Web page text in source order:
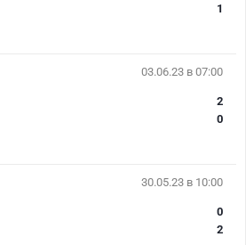
1
03.06.23 в 07:00
2
0
30.05.23 в 10:00
0
2